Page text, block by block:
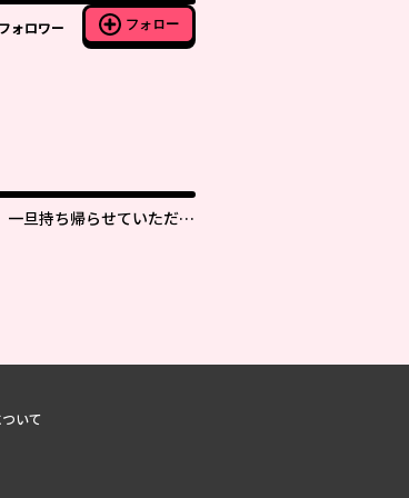
フォロワー フォロー
一旦持ち帰らせていただき
いて